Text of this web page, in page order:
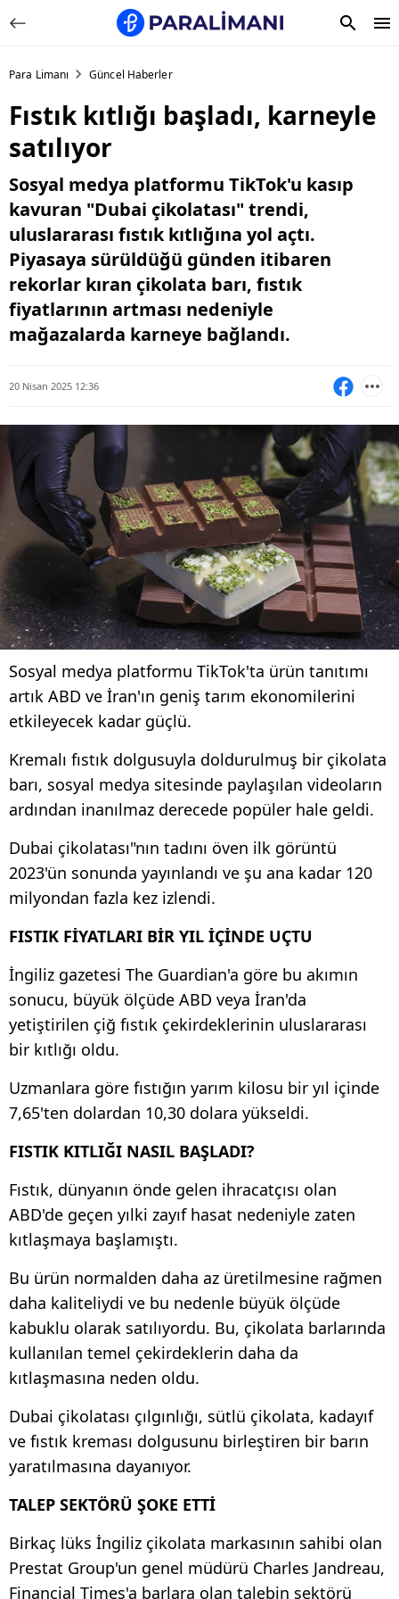
Para Limanı Güncel Haberler
Fıstık kıtlığı başladı, karneyle
satılıyor
Sosyal medya platformu TikTok'u kasıp
kavuran "Dubai çikolatası" trendi,
uluslararası fıstık kıtlığına yol açtı.
Piyasaya sürüldüğü günden itibaren
rekorlar kıran çikolata barı, fıstık
fiyatlarının artması nedeniyle
mağazalarda karneye bağlandı.
20 Nisan 2025 12:36
Sosyal medya platformu TikTok'ta ürün tanıtımı
artık ABD ve İran'ın geniş tarım ekonomilerini
etkileyecek kadar güçlü.
Kremalı fıstık dolgusuyla doldurulmuş bir çikolata
barı, sosyal medya sitesinde paylaşılan videoların
ardından inanılmaz derecede popüler hale geldi.
Dubai çikolatası"nın tadını öven ilk görüntü
2023'ün sonunda yayınlandı ve şu ana kadar 120
milyondan fazla kez izlendi.
FISTIK FİYATLARI BİR YIL İÇİNDE UÇTU
İngiliz gazetesi The Guardian'a göre bu akımın
sonucu, büyük ölçüde ABD veya İran'da
yetiştirilen çiğ fıstık çekirdeklerinin uluslararası
bir kıtlığı oldu.
Uzmanlara göre fıstığın yarım kilosu bir yıl içinde
7,65'ten dolardan 10,30 dolara yükseldi.
FISTIK KITLIĞI NASIL BAŞLADI?
Fıstık, dünyanın önde gelen ihracatçısı olan
ABD'de geçen yılki zayıf hasat nedeniyle zaten
kıtlaşmaya başlamıştı.
Bu ürün normalden daha az üretilmesine rağmen
daha kaliteliydi ve bu nedenle büyük ölçüde
kabuklu olarak satılıyordu. Bu, çikolata barlarında
kullanılan temel çekirdeklerin daha da
kıtlaşmasına neden oldu.
Dubai çikolatası çılgınlığı, sütlü çikolata, kadayıf
ve fıstık kreması dolgusunu birleştiren bir barın
yaratılmasına dayanıyor.
TALEP SEKTÖRÜ ŞOKE ETTİ
Birkaç lüks İngiliz çikolata markasının sahibi olan
Prestat Group'un genel müdürü Charles Jandreau,
Financial Times'a barlara olan talebin sektörü